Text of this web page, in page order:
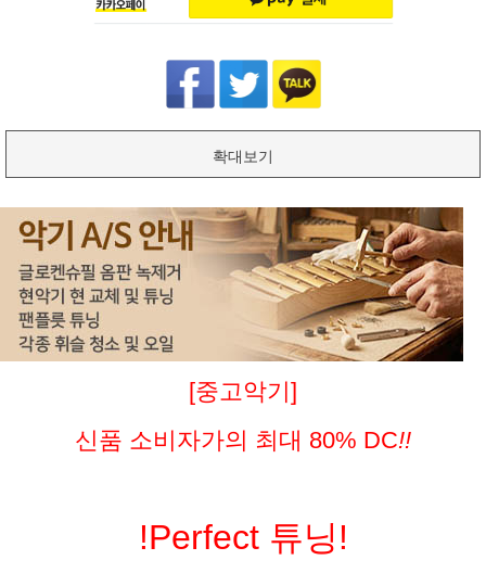
확대보기
[중고악기]
신품 소비자가의 최대 80% DC!!
!Perfect 튜닝!